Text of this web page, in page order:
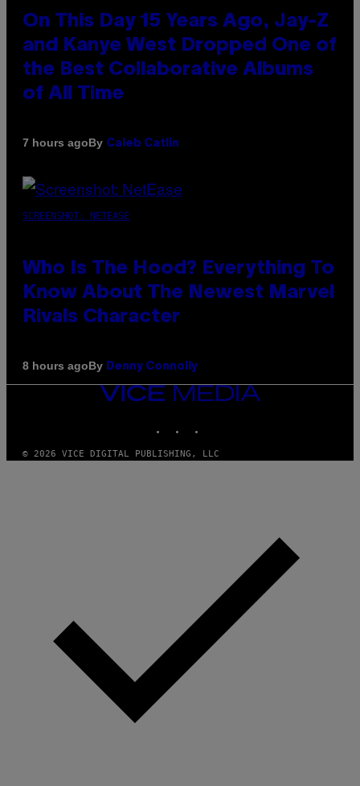
On This Day 15 Years Ago, Jay-Z
and Kanye West Dropped One of
the Best Collaborative Albums
of All Time
7 hours agoBy Caleb Catlin
SCREENSHOT: NETEASE
Who Is The Hood? Everything To
Know About The Newest Marvel
Rivals Character
8 hours agoBy Denny Connolly
VICE
MEDIA
© 2026 VICE DIGITAL PUBLISHING, LLC